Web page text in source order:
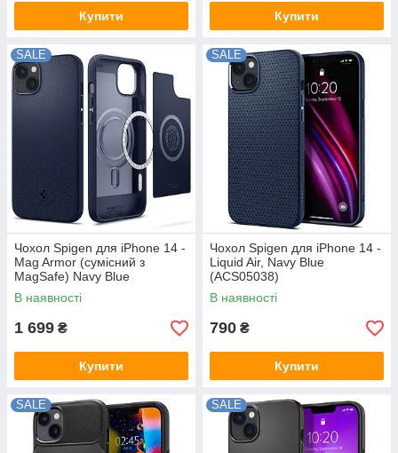
Купити Купити
SALE
Чохол Spigen для iPhone 14 -
Mag Armor (сумісний з
MagSafe) Navy Blue
(ACS05066)
В наявності
1 699 ₴
Купити
SALE
Чохол Spigen для iPhone 14 -
Liquid Air, Navy Blue
(ACS05038)
В наявності
790 ₴
Купити
SALE SALE